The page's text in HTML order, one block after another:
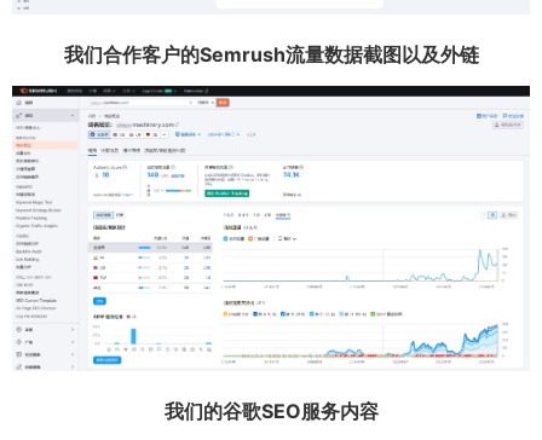
我们合作客户的Semrush流量数据截图以及外链
我们的谷歌SEO服务内容